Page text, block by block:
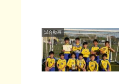
試合動画